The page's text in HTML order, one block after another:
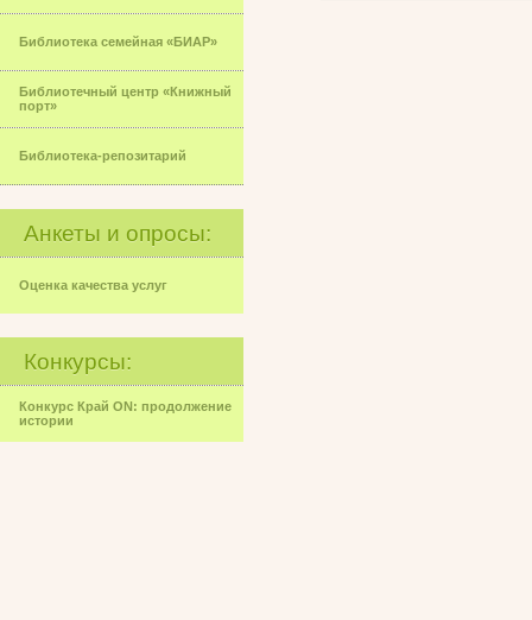
Библиотека семейная «БИАР»
Библиотечный центр «Книжный
порт»
Библиотека-репозитарий
Анкеты и опросы:
Оценка качества услуг
Конкурсы:
Конкурс Край ON: продолжение
истории